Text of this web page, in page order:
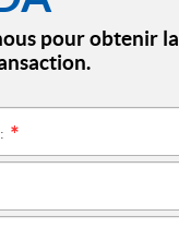
pour obtenir la